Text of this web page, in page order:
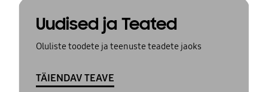
Uudised ja Teated
Oluliste toodete ja teenuste teadete jaoks
TÄIENDAV TEAVE